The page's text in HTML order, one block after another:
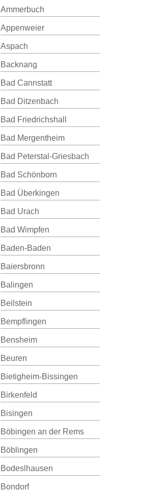
Ammerbuch
Appenweier
Aspach
Backnang
Bad Cannstatt
Bad Ditzenbach
Bad Friedrichshall
Bad Mergentheim
Bad Peterstal-Griesbach
Bad Schönborn
Bad Überkingen
Bad Urach
Bad Wimpfen
Baden-Baden
Baiersbronn
Balingen
Beilstein
Bempflingen
Bensheim
Beuren
Bietigheim-Bissingen
Birkenfeld
Bisingen
Böbingen an der Rems
Böblingen
Bodeslhausen
Bondorf